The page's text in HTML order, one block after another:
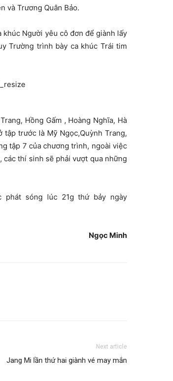
và Trương Quân Bảo.
khúc Người yêu cô đơn để giành lấy
Trường trình bày ca khúc Trái tim
Hồng Gấm , Hoàng Nghĩa, Hà
trước là Mỹ Ngọc,Quỳnh Trang,
tập 7 của chương trình, ngoài việc
các thí sinh sẽ phải vượt qua những
phát sóng lúc 21g thứ bảy ngày
Ngọc Minh
Next article
Jang Mi lần thứ hai giành vé may mắn